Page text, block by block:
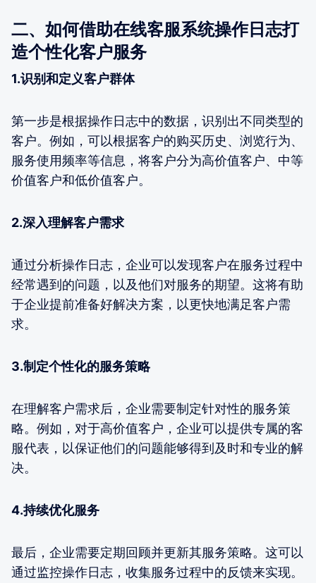
二、如何借助在线客服系统操作日志打
造个性化客户服务
1.识别和定义客户群体
第一步是根据操作日志中的数据，识别出不同类型的
客户。例如，可以根据客户的购买历史、浏览行为、
服务使用频率等信息，将客户分为高价值客户、中等
价值客户和低价值客户。
2.深入理解客户需求
通过分析操作日志，企业可以发现客户在服务过程中
经常遇到的问题，以及他们对服务的期望。这将有助
于企业提前准备好解决方案，以更快地满足客户需
求。
3.制定个性化的服务策略
在理解客户需求后，企业需要制定针对性的服务策
略。例如，对于高价值客户，企业可以提供专属的客
服代表，以保证他们的问题能够得到及时和专业的解
决。
4.持续优化服务
最后，企业需要定期回顾并更新其服务策略。这可以
通过监控操作日志，收集服务过程中的反馈来实现。